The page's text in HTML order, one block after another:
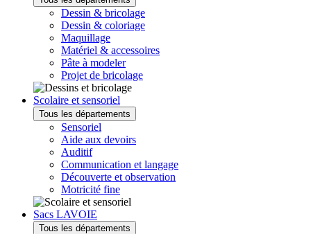
Dessin & bricolage
Dessin & coloriage
Maquillage
Matériel & accessoires
Pâte à modeler
Projet de bricolage
Scolaire et sensoriel
Tous les départements
Sensoriel
Aide aux devoirs
Auditif
Communication et langage
Découverte et observation
Motricité fine
Sacs LAVOIE
Tous les départements